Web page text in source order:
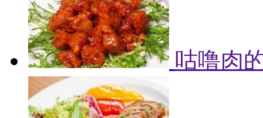
咕噜肉